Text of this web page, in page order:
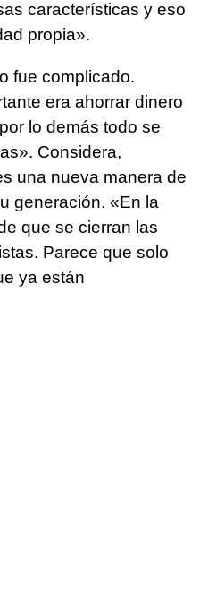
características y eso
propia».
fue complicado.
era ahorrar dinero
lo demás todo se
Considera,
una nueva manera de
generación. «En la
que se cierran las
Parece que solo
ya están